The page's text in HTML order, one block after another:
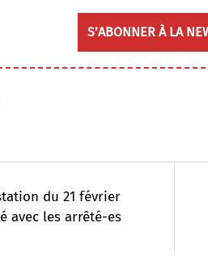
S’ABONNER À LA
du 21 février
avec les arrêté-es